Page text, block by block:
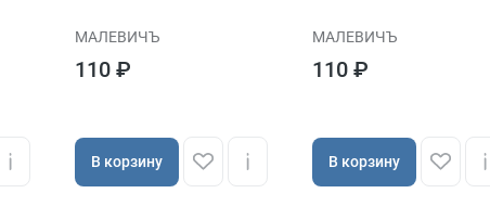
МАЛЕВИЧЪ
110 ₽
В корзину
МАЛЕВИЧЪ
110 ₽
В корзину